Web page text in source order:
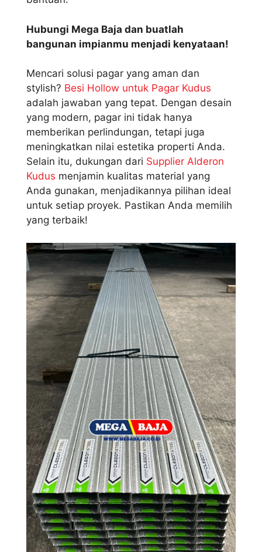
Hubungi Mega Baja dan buatlah
bangunan impianmu menjadi kenyataan!
Mencari solusi pagar yang aman dan
stylish? Besi Hollow untuk Pagar Kudus
adalah jawaban yang tepat. Dengan desain
yang modern, pagar ini tidak hanya
memberikan perlindungan, tetapi juga
meningkatkan nilai estetika properti Anda.
Selain itu, dukungan dari Supplier Alderon
Kudus menjamin kualitas material yang
Anda gunakan, menjadikannya pilihan ideal
untuk setiap proyek. Pastikan Anda memilih
yang terbaik!